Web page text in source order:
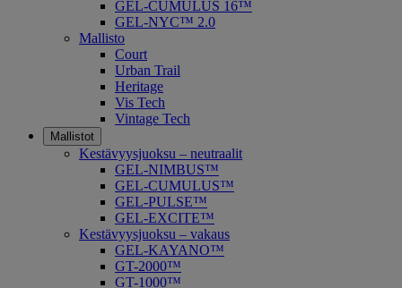
GEL-CUMULUS 16™
GEL-NYC™ 2.0
Mallisto
Court
Urban Trail
Heritage
Vis Tech
Vintage Tech
Mallistot
Kestävyysjuoksu – neutraalit
GEL-NIMBUS™
GEL-CUMULUS™
GEL-PULSE™
GEL-EXCITE™
Kestävyysjuoksu – vakaus
GEL-KAYANO™
GT-2000™
GT-1000™